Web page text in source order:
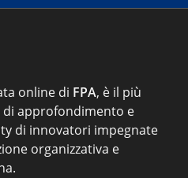
online di FPA, è il più
approfondimento e
di innovatori impegnate
organizzativa e